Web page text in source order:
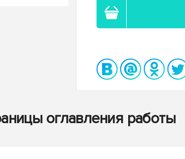
оглавления работы